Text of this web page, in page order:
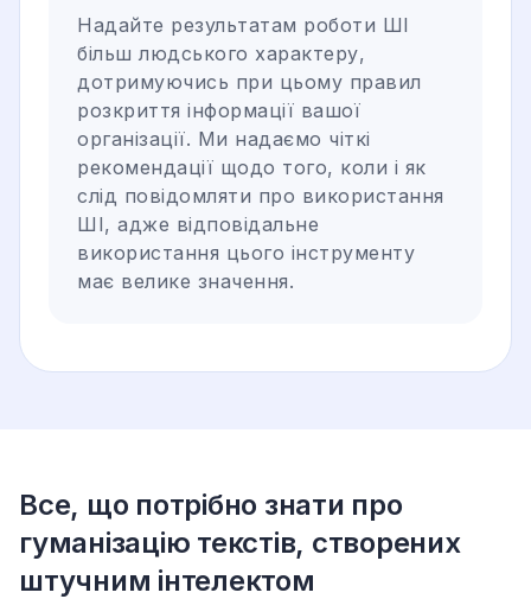
Надайте результатам роботи ШІ
більш людського характеру,
дотримуючись при цьому правил
розкриття інформації вашої
організації. Ми надаємо чіткі
рекомендації щодо того, коли і як
слід повідомляти про використання
ШІ, адже відповідальне
використання цього інструменту
має велике значення.
Все, що потрібно знати про
гуманізацію текстів, створених
штучним інтелектом